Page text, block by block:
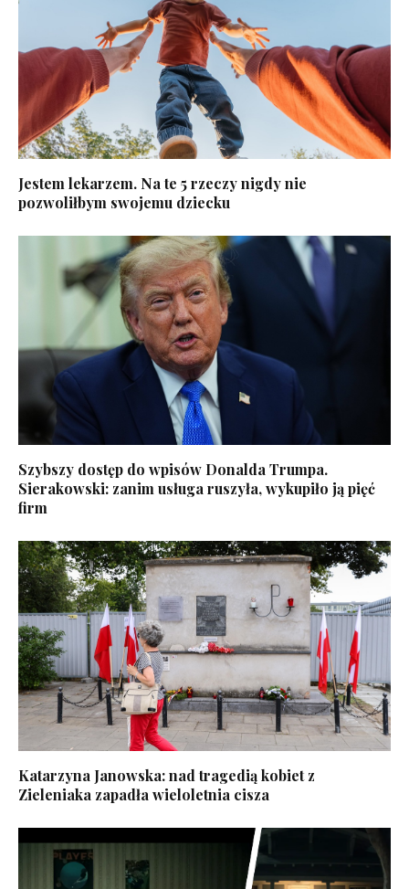
Jestem lekarzem. Na te 5 rzeczy nigdy nie
pozwoliłbym swojemu dziecku
Szybszy dostęp do wpisów Donalda Trumpa.
Sierakowski: zanim usługa ruszyła, wykupiło ją pięć
firm
Katarzyna Janowska: nad tragedią kobiet z
Zieleniaka zapadła wieloletnia cisza